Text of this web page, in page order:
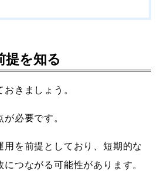
を知る
きましょう。
必要です。
用を前提としており、短期的な
つながる可能性があります。